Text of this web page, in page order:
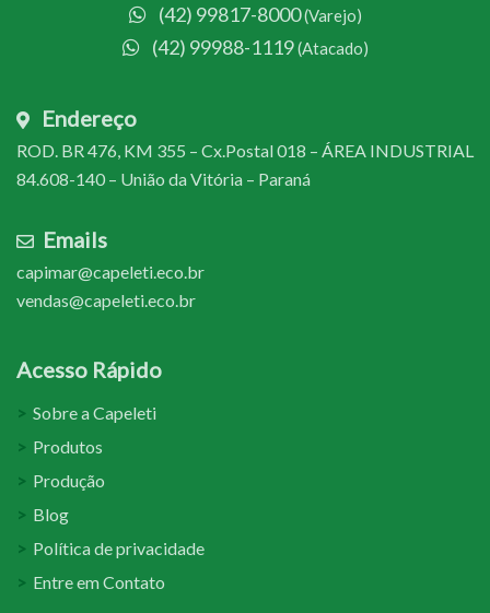
(42) 99817-8000(Varejo)
(42) 99988-1119(Atacado)
Endereço
ROD. BR 476, KM 355 – Cx.Postal 018 – ÁREA INDUSTRIAL
84.608-140 – União da Vitória – Paraná
Emails
capimar@capeleti.eco.br
vendas@capeleti.eco.br
Acesso Rápido
Sobre a Capeleti
Produtos
Produção
Blog
Política de privacidade
Entre em Contato